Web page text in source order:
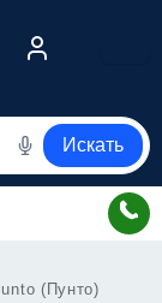
Искать
(Пунто)